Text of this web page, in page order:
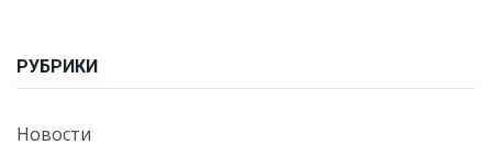
РУБРИКИ
Новости